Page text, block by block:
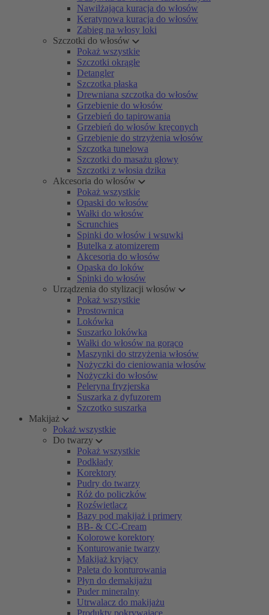
Nawilżająca kuracja do włosów
Keratynowa kuracja do włosów
Zabieg na włosy loki
Szczotki do włosów
Pokaż wszystkie
Szczotki okrągłe
Detangler
Szczotka płaska
Drewniana szczotka do włosów
Grzebienie do włosów
Grzebień do tapirowania
Grzebień do włosów kręconych
Grzebienie do strzyżenia włosów
Szczotka tunelowa
Szczotki do masażu głowy
Szczotki z włosia dzika
Akcesoria do włosów
Pokaż wszystkie
Opaski do włosów
Wałki do włosów
Scrunchies
Spinki do włosów i wsuwki
Butelka z atomizerem
Akcesoria do włosów
Opaska do loków
Spinki do włosów
Urządzenia do stylizacji włosów
Pokaż wszystkie
Prostownica
Lokówka
Suszarko lokówka
Wałki do włosów na gorąco
Maszynki do strzyżenia włosów
Nożyczki do cieniowania włosów
Nożyczki do włosów
Peleryna fryzjerska
Suszarka z dyfuzorem
Szczotko suszarka
Makijaż
Pokaż wszystkie
Do twarzy
Pokaż wszystkie
Podkłady
Korektory
Pudry do twarzy
Róż do policzków
Rozświetlacz
Bazy pod makijaż i primery
BB- & CC-Cream
Kolorowe korektory
Konturowanie twarzy
Makijaż kryjący
Paleta do konturowania
Płyn do demakijażu
Puder mineralny
Utrwalacz do makijażu
Produkty pokrywające